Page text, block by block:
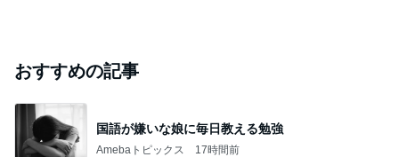
おすすめの記事
国語が嫌いな娘に毎日教える勉強
Amebaトピックス 17時間前